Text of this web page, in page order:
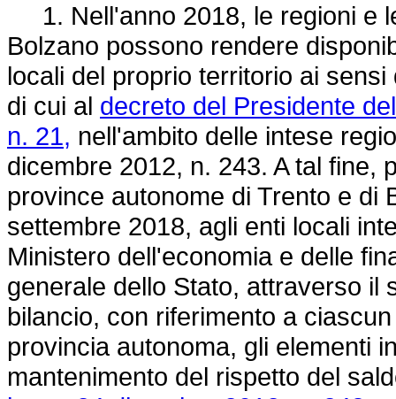
1. Nell'anno 2018, le regioni e
Bolzano possono rendere
locali del proprio territorio ai
di cui al decreto del Presidente
n. 21, nell'ambito delle intese
dicembre 2012, n. 243. A tal fine,
province autonome di Trento e di
settembre 2018, agli enti locali
Ministero dell'economia e delle
generale dello Stato, attraverso il
bilancio, con riferimento a
provincia autonoma, gli elementi
mantenimento del rispetto del